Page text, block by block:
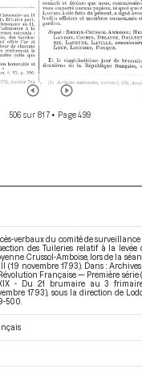
506 sur 817 • Page 499
verbaux du comité de
des Tuileries relatif à la levée
Crussol-Amboise, lors de la
(19 novembre 1793). Dans :
Française — Première série
- Du 21 brumaire au 3
1793) , sous la direction de
500.